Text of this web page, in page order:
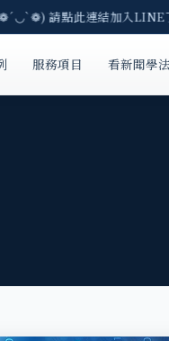
請點此連結加入LINE了
服務項目 看新聞學